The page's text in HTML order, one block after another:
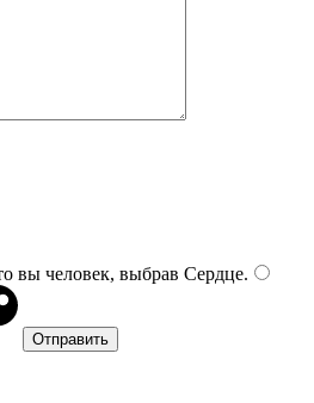
вы человек, выбрав Сердце.